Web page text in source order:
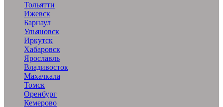
Тольятти
Ижевск
Барнаул
Ульяновск
Иркутск
Хабаровск
Ярославль
Владивосток
Махачкала
Томск
Оренбург
Кемерово